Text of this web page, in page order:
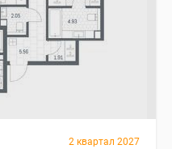
2 квартал 2027